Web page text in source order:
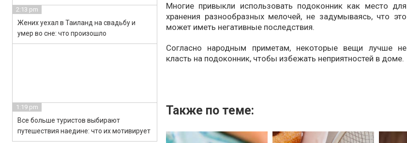
Многие привыкли использовать подоконник как место для
хранения разнообразных мелочей, не задумываясь, что это
может иметь негативные последствия.
Согласно народным приметам, некоторые вещи лучше не
класть на подоконник, чтобы избежать неприятностей в доме.
Также по теме:
2:13 pm
Жених уехал в Таиланд на свадьбу и
умер во сне: что произошло
1:19 pm
Все больше туристов выбирают
путешествия наедине: что их мотивирует